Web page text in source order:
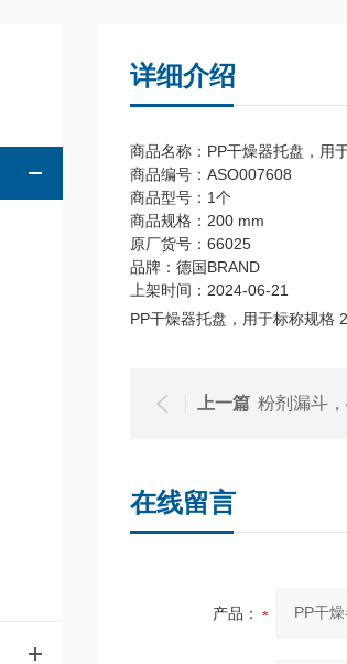
详细介绍
商品名称：PP干燥器托盘，用
商品编号：ASO007608
商品型号：1个
商品规格：200 mm
原厂货号：66025
品牌：德国BRAND
上架时间：2024-06-21
PP干燥器托盘，用于标称规格
上一篇 粉剂漏斗，硼硅玻
在线留言
产品：